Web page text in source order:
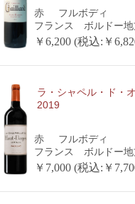
赤
フルボディ
フランス ボルドー地
￥6,200 (税込:￥
ラ・シャペル・ド・
2019
赤
フルボディ
フランス ボルドー地
￥7,000 (税込:￥